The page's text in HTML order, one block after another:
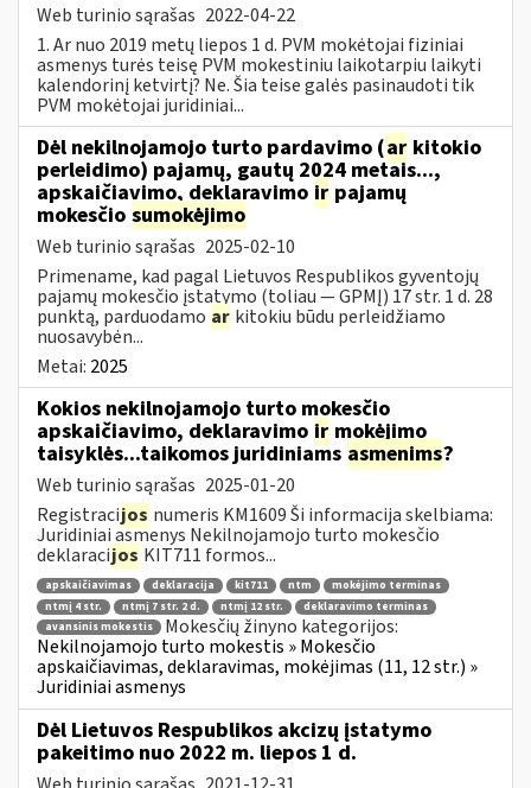
Web turinio sąrašas 2022-04-22
1. Ar nuo 2019 metų liepos 1 d. PVM mokėtojai fiziniai
asmenys turės teisę PVM mokestiniu laikotarpiu laikyti
kalendorinį ketvirtį? Ne. Šia teise galės pasinaudoti tik
PVM mokėtojai juridiniai...
Dėl nekilnojamojo turto pardavimo (ar kitokio
perleidimo) pajamų, gautų 2024 metais...,
apskaičiavimo, deklaravimo ir pajamų
mokesčio sumokėjimo
Web turinio sąrašas 2025-02-10
Primename, kad pagal Lietuvos Respublikos gyventojų
pajamų mokesčio įstatymo (toliau — GPMĮ) 17 str. 1 d. 28
punktą, parduodamo ar kitokiu būdu perleidžiamo
nuosavybėn...
Metai: 2025
Kokios nekilnojamojo turto mokesčio
apskaičiavimo, deklaravimo ir mokėjimo
taisyklės...taikomos juridiniams asmenims?
Web turinio sąrašas 2025-01-20
Registracijos numeris KM1609 Ši informacija skelbiama:
Juridiniai asmenys Nekilnojamojo turto mokesčio
deklaracijos KIT711 formos...
apskaičiavimas deklaracija kit711 ntm
mokėjimo terminas
ntmį 4 str.
ntmį 7 str. 2 d. ntmį 12 str.
deklaravimo terminas
avansinis mokestis
Mokesčių žinyno kategorijos:
Nekilnojamojo turto mokestis » Mokesčio
apskaičiavimas, deklaravimas, mokėjimas (11, 12 str.) »
Juridiniai asmenys
Dėl Lietuvos Respublikos akcizų įstatymo
pakeitimo nuo 2022 m. liepos 1 d.